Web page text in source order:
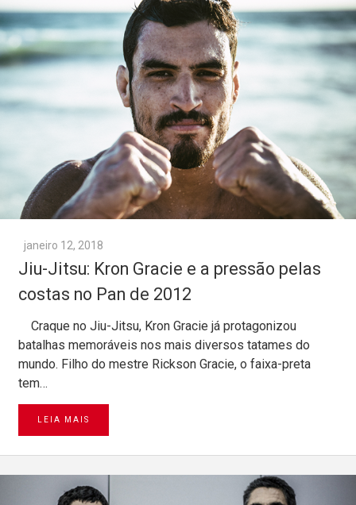
janeiro 12, 2018
Jiu-Jitsu: Kron Gracie e a pressão pelas
costas no Pan de 2012
Craque no Jiu-Jitsu, Kron Gracie já protagonizou
batalhas memoráveis nos mais diversos tatames do
mundo. Filho do mestre Rickson Gracie, o faixa-preta
tem…
LEIA MAIS